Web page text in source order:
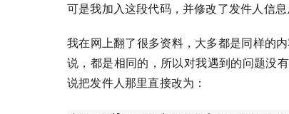
可是我加入这段代码，并修改了发件人信
我在网上翻了很多资料，大多都是同样的
说，都是相同的，所以对我遇到的问题没
说把发件人那里直接改为：